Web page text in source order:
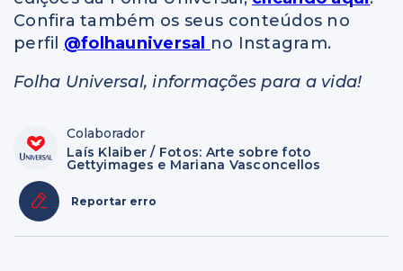
Confira também os seus conteúdos no
perfil @folhauniversal
no Instagram.
Folha Universal, informações para a vida!
Colaborador
Laís Klaiber / Fotos: Arte sobre foto
Gettyimages e Mariana Vasconcellos
Reportar erro